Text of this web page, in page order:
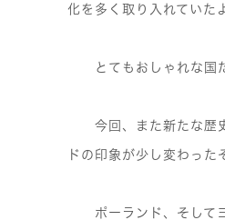
化を多く取り入れていた
とてもおしゃれな国だ
今回、また新たな歴
ドの印象が少し変わった
ポーランド、そしてヨ